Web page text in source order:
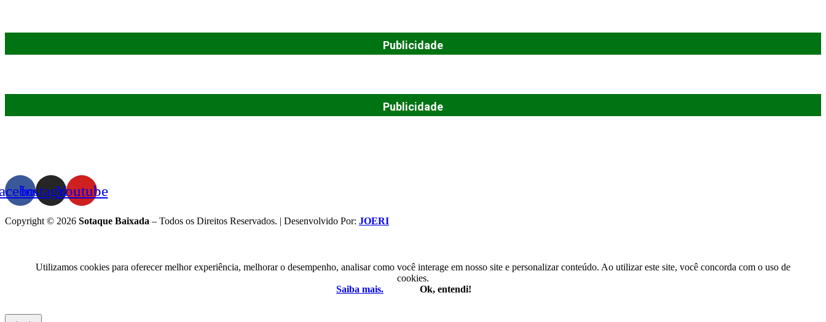
Publicidade
Publicidade
InstagramYoutube
Copyright © 2026 Sotaque Baixada – Todos os Direitos Reservados. | Desenvolvido Por: JOERI
Utilizamos cookies para oferecer melhor experiência, melhorar o desempenho, analisar como você interage em nosso site e personalizar conteúdo. Ao utilizar este site, você concorda com o uso de
cookies.
Saiba mais.
Ok, entendi!